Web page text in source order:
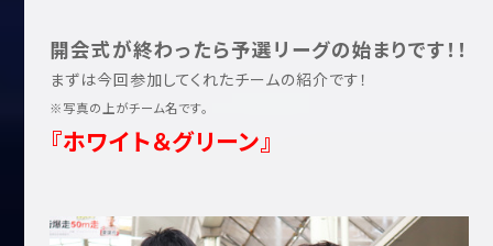
開会式が終わったら予選リーグの始まりです！！
まずは今回参加してくれたチームの紹介です！
※写真の上がチーム名です。
『ホワイト＆グリーン』